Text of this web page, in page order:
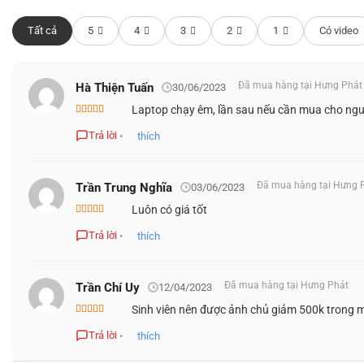
Tất cả 5 4 3 2 1 Có video
Hà Thiện Tuấn 30/06/2023 Đã mua hàng tại Hưng Phát
hạng45
sao
Laptop chạy êm, lần sau nếu cần mua cho
Trả lời • thích
Trần Trung Nghĩa 03/06/2023 Đã mua hàng tại Hưng
hạng55 sao
Luôn có giá tốt
Trả lời • thích
Trần Chí Uy 12/04/2023 Đã mua hàng tại Hưng Phát
hạng55 sao
Sinh viên nên được ảnh chủ giảm 500k trong
Trả lời • thích